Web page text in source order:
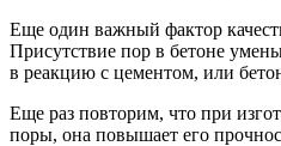
Еще один важный фактор
Присутствие пор в бетоне
в реакцию с цементом, или
Еще раз повторим, что при
поры, она повышает его